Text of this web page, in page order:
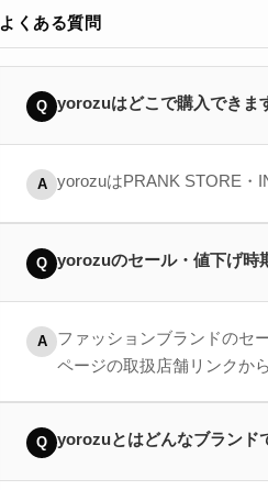
よくある質問
Q yorozuはどこで購入できま
A yorozuはPRANK STORE・
Q yorozuのセール・値下げ時
A
ファッションブランドのセ
ページの取扱店舗リンクか
Q yorozuとはどんなブランド